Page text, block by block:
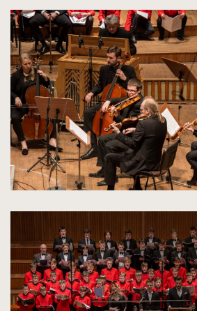
spowoduje
powiększenie
zdjęcia
do
rozmiarów
oryginalnych
spowoduje
do
rozmiarów
oryginalnych